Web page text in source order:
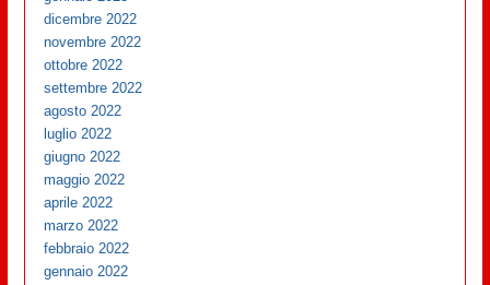
dicembre 2022
novembre 2022
ottobre 2022
settembre 2022
agosto 2022
luglio 2022
giugno 2022
maggio 2022
aprile 2022
marzo 2022
febbraio 2022
gennaio 2022